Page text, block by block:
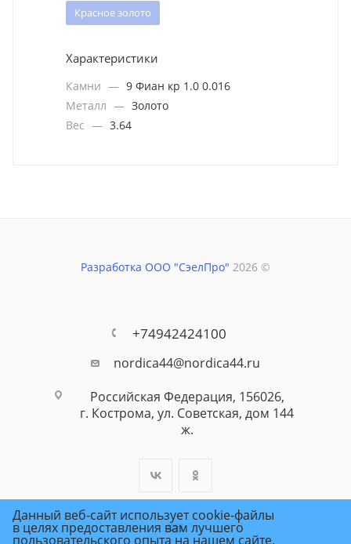
Красное золото
Характеристики
Камни — 9 Фиан кр 1.0 0.016
Металл — Золото
Вес — 3.64
Разработка ООО "СэелПро" 2026 ©
+74942424100
nordica44@nordica44.ru
Российская Федерация, 156026,
г. Кострома, ул. Советская, дом 144
ж.
Данный веб-сайт использует cookie-файлы
в целях предоставления вам лучшего
пользовательского опыта на нашем сайте.